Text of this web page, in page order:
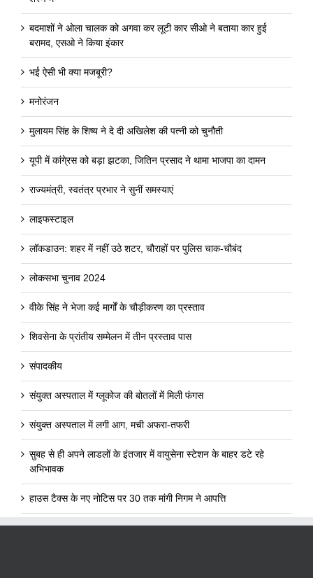
बदमाशों ने ओला चालक को अगवा कर लूटी कार सीओ ने बताया कार हुई
बरामद, एसओ ने किया इंकार
भई ऐसी भी क्या मजबूरी?
मनोरंजन
मुलायम सिंह के शिष्य ने दे दी अखिलेश की पत्नी को चुनौती
यूपी में कांगे्रस को बड़ा झटका, जितिन प्रसाद ने थामा भाजपा का दामन
राज्यमंत्री, स्वतंत्र प्रभार ने सुनीं समस्याएं
लाइफस्टाइल
लॉकडाउन: शहर में नहीं उठे शटर, चौराहों पर पुलिस चाक-चौबंद
लोकसभा चुनाव 2024
वीके सिंह ने भेजा कई मार्गों के चौड़ीकरण का प्रस्ताव
शिवसेना के प्रांतीय सम्मेलन में तीन प्रस्ताव पास
संपादकीय
संयुक्त अस्पताल में ग्लूकोज की बोतलों में मिली फंगस
संयुक्त अस्पताल में लगी आग, मची अफरा-तफरी
सुबह से ही अपने लाडलों के इंतजार में वायुसेना स्टेशन के बाहर डटे रहे
अभिभावक
हाउस टैक्स के नए नोटिस पर 30 तक मांगी निगम ने आपत्ति